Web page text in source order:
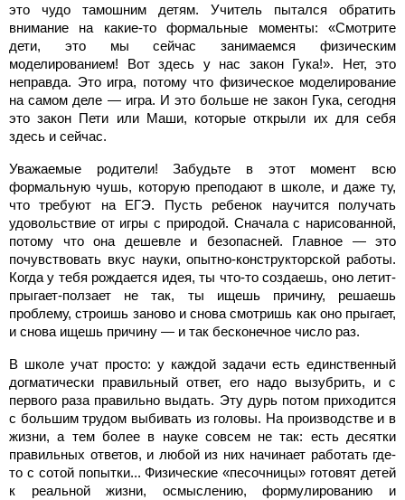
это чудо тамошним детям. Учитель пытался обратить
внимание на какие-то формальные моменты: «Смотрите
дети, это мы сейчас занимаемся физическим
моделированием! Вот здесь у нас закон Гука!». Нет, это
неправда. Это игра, потому что физическое моделирование
на самом деле — игра. И это больше не закон Гука, сегодня
это закон Пети или Маши, которые открыли их для себя
здесь и сейчас.
Уважаемые родители! Забудьте в этот момент всю
формальную чушь, которую преподают в школе, и даже ту,
что требуют на ЕГЭ. Пусть ребенок научится получать
удовольствие от игры с природой. Сначала с нарисованной,
потому что она дешевле и безопасней. Главное — это
почувствовать вкус науки, опытно-конструкторской работы.
Когда у тебя рождается идея, ты что-то создаешь, оно летит-
прыгает-ползает не так, ты ищешь причину, решаешь
проблему, строишь заново и снова смотришь как оно прыгает,
и снова ищешь причину — и так бесконечное число раз.
В школе учат просто: у каждой задачи есть единственный
догматически правильный ответ, его надо вызубрить, и с
первого раза правильно выдать. Эту дурь потом приходится
с большим трудом выбивать из головы. На производстве и в
жизни, а тем более в науке совсем не так: есть десятки
правильных ответов, и любой из них начинает работать где-
то с сотой попытки... Физические «песочницы» готовят детей
к реальной жизни, осмыслению, формулированию и